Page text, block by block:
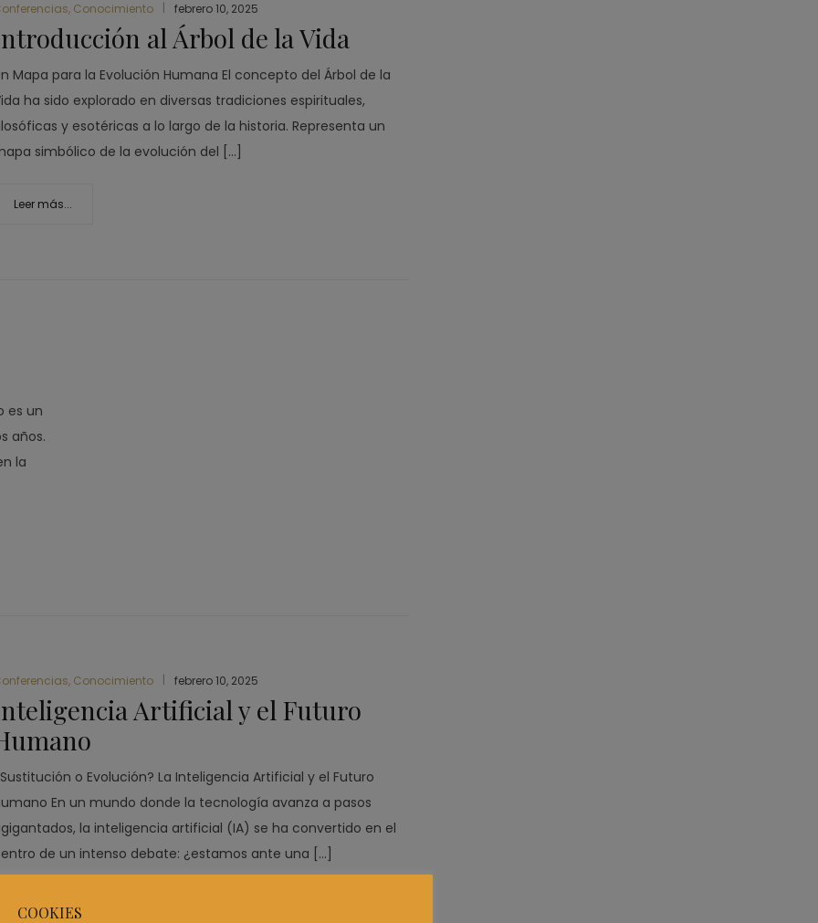
, Conocimiento febrero 10, 2025
al Árbol de la Vida
Mapa para la Evolución Humana El concepto del Árbol de la
ha sido explorado en diversas tradiciones espirituales,
y esotéricas a lo largo de la historia. Representa un
simbólico de la evolución del […]
Leer más...
es un
años.
la
, Conocimiento febrero 10, 2025
Artificial y el Futuro
o Evolución? La Inteligencia Artificial y el Futuro
En un mundo donde la tecnología avanza a pasos
la inteligencia artificial (IA) se ha convertido en el
de un intenso debate: ¿estamos ante una […]
Leer más...
COOKIES